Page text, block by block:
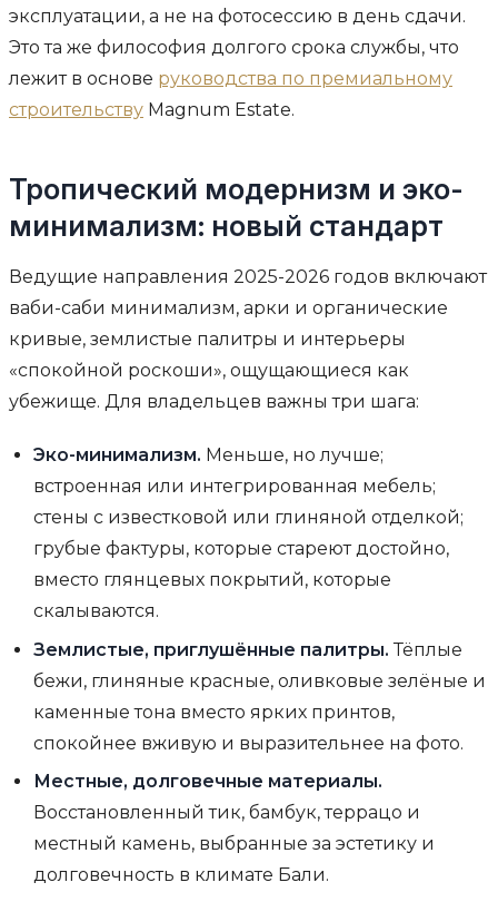
эксплуатации, а не на фотосессию в день сдачи.
Это та же философия долгого срока службы, что
лежит в основе руководства по премиальному
строительству Magnum Estate.
Тропический модернизм и эко-
минимализм: новый стандарт
Ведущие направления 2025-2026 годов включают
ваби-саби минимализм, арки и органические
кривые, землистые палитры и интерьеры
«спокойной роскоши», ощущающиеся как
убежище. Для владельцев важны три шага:
Эко-минимализм. Меньше, но лучше;
встроенная или интегрированная мебель;
стены с известковой или глиняной отделкой;
грубые фактуры, которые стареют достойно,
вместо глянцевых покрытий, которые
скалываются.
Землистые, приглушённые палитры. Тёплые
бежи, глиняные красные, оливковые зелёные и
каменные тона вместо ярких принтов,
спокойнее вживую и выразительнее на фото.
Местные, долговечные материалы.
Восстановленный тик, бамбук, террацо и
местный камень, выбранные за эстетику и
долговечность в климате Бали.